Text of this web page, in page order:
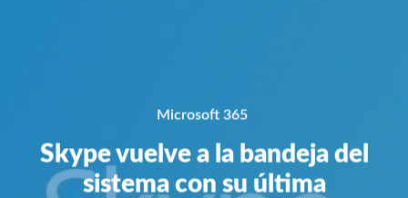
Microsoft 365
Skype vuelve a la bandeja del
sistema con su última